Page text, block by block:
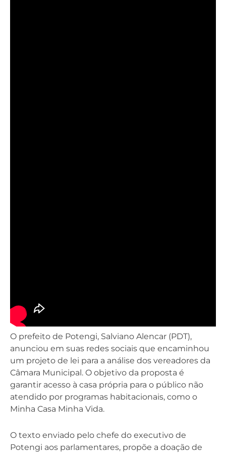
O prefeito de Potengi, Salviano Alencar (PDT),
anunciou em suas redes sociais que encaminhou
um projeto de lei para a análise dos vereadores da
Câmara Municipal. O objetivo da proposta é
garantir acesso à casa própria para o público não
atendido por programas habitacionais, como o
Minha Casa Minha Vida.
O texto enviado pelo chefe do executivo de
Potengi aos parlamentares, propõe a doação de